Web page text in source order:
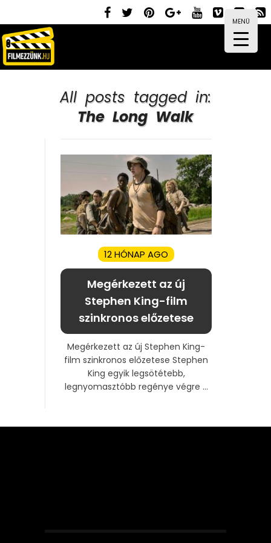
MENÜ
All posts tagged in:
The Long Walk
12 HÓNAP AGO
Megérkezett az új
Stephen King-film
szinkronos előzetese
Megérkezett az új Stephen King-
film szinkronos előzetese Stephen
King egyik legsötétebb,
legnyomasztóbb regénye végre ...